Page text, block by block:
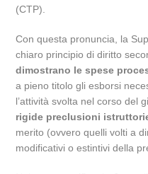
(CTP).
Con questa pronuncia,
la
chiaro principio di diritto
dimostrano le spese
a pieno titolo gli esborsi
l’attività svolta nel corso del
rigide preclusioni
merito (ovvero quelli volti a
modificativi o estintivi della